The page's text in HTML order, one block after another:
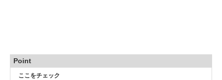
Point
ここをチェック